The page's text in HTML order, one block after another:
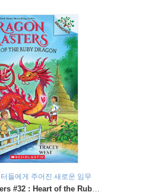
들에게 주어진 새로운 임무
Dragon Masters #32 : Heart of the Ruby Dragon (A Branches Book)